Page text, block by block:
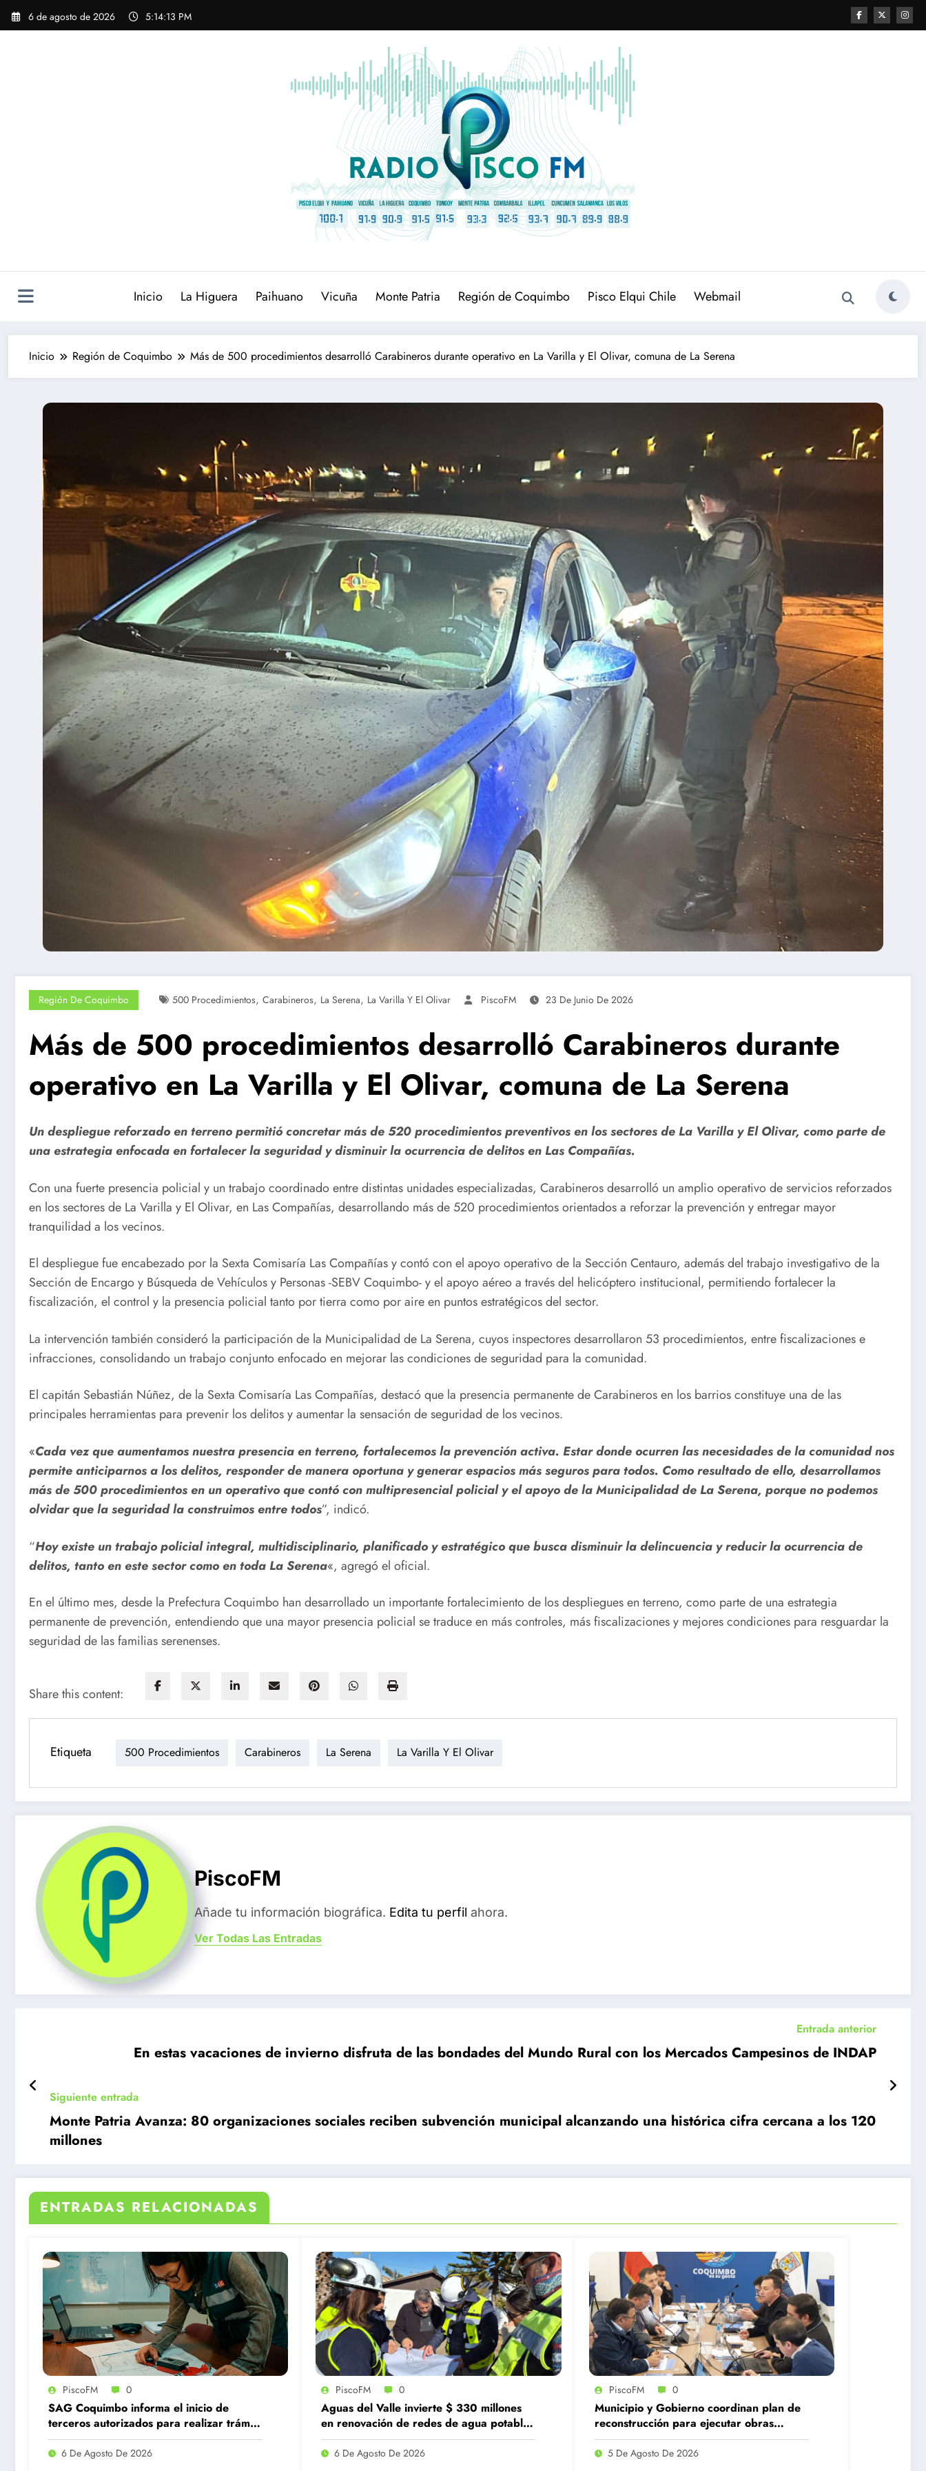
Saltar
6 de agosto de 2026 5:14:15 PM
Inicio La Higuera Paihuano Vicuña Monte Patria Región de Coquimbo Pisco Elqui Chile Webmail
Inicio Región de Coquimbo Más de 500 procedimientos desarrolló Carabineros durante operativo en La Varilla y El Olivar, comuna de La Serena
Región De Coquimbo 500 Procedimientos, Carabineros, La Serena, La Varilla Y El Olivar PiscoFM 23 De Junio De 2026
Más de 500 procedimientos desarrolló Carabineros durante
operativo en La Varilla y El Olivar, comuna de La Serena
Un despliegue reforzado en terreno permitió concretar más de 520 procedimientos preventivos en los sectores de La Varilla y El Olivar, como parte de
una estrategia enfocada en fortalecer la seguridad y disminuir la ocurrencia de delitos en Las Compañías.
Con una fuerte presencia policial y un trabajo coordinado entre distintas unidades especializadas, Carabineros desarrolló un amplio operativo de servicios reforzados
en los sectores de La Varilla y El Olivar, en Las Compañías, desarrollando más de 520 procedimientos orientados a reforzar la prevención y entregar mayor
tranquilidad a los vecinos.
El despliegue fue encabezado por la Sexta Comisaría Las Compañías y contó con el apoyo operativo de la Sección Centauro, además del trabajo investigativo de la
Sección de Encargo y Búsqueda de Vehículos y Personas -SEBV Coquimbo- y el apoyo aéreo a través del helicóptero institucional, permitiendo fortalecer la
fiscalización, el control y la presencia policial tanto por tierra como por aire en puntos estratégicos del sector.
La intervención también consideró la participación de la Municipalidad de La Serena, cuyos inspectores desarrollaron 53 procedimientos, entre fiscalizaciones e
infracciones, consolidando un trabajo conjunto enfocado en mejorar las condiciones de seguridad para la comunidad.
El capitán Sebastián Núñez, de la Sexta Comisaría Las Compañías, destacó que la presencia permanente de Carabineros en los barrios constituye una de las
principales herramientas para prevenir los delitos y aumentar la sensación de seguridad de los vecinos.
«Cada vez que aumentamos nuestra presencia en terreno, fortalecemos la prevención activa. Estar donde ocurren las necesidades de la comunidad nos
permite anticiparnos a los delitos, responder de manera oportuna y generar espacios más seguros para todos. Como resultado de ello, desarrollamos
más de 500 procedimientos en un operativo que contó con multipresencial policial y el apoyo de la Municipalidad de La Serena, porque no podemos
olvidar que la seguridad la construimos entre todos”, indicó.
“Hoy existe un trabajo policial integral, multidisciplinario, planificado y estratégico que busca disminuir la delincuencia y reducir la ocurrencia de
delitos, tanto en este sector como en toda La Serena«, agregó el oficial.
En el último mes, desde la Prefectura Coquimbo han desarrollado un importante fortalecimiento de los despliegues en terreno, como parte de una estrategia
permanente de prevención, entendiendo que una mayor presencia policial se traduce en más controles, más fiscalizaciones y mejores condiciones para resguardar la
seguridad de las familias serenenses.
Share this content:
Etiqueta 500 Procedimientos Carabineros La Serena La Varilla Y El Olivar
PiscoFM
Añade tu información biográfica. Edita tu perfil ahora.
Ver Todas Las Entradas
Entrada anterior
En estas vacaciones de invierno disfruta de las bondades del Mundo Rural con los Mercados Campesinos de INDAP
Siguiente entrada
Monte Patria Avanza: 80 organizaciones sociales reciben subvención municipal alcanzando una histórica cifra cercana a los 120
millones
ENTRADAS RELACIONADAS
PiscoFM 0
SAG Coquimbo informa el inicio de
terceros autorizados para realizar trámite
de subdivisión de predios rústicos
6 De Agosto De 2026
PiscoFM 0
Aguas del Valle invierte $ 330 millones
en renovación de redes de agua potable
en Guanaqueros
6 De Agosto De 2026
PiscoFM 0
Municipio y Gobierno coordinan plan de
reconstrucción para ejecutar obras
estructurales tras el sistema frontal
5 De Agosto De 2026